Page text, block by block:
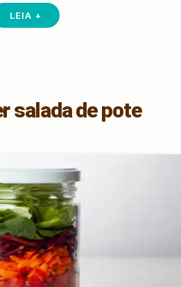
LEIA +
salada de pote